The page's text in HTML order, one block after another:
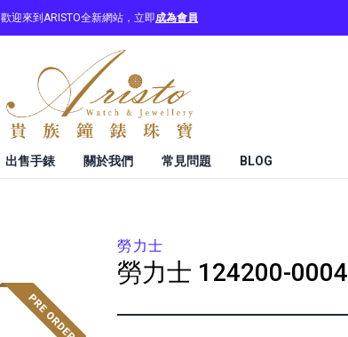
歡迎來到ARISTO全新網站，立即成為會員
出售手錶 關於我們 常見問題 BLOG
勞力士
勞力士 124200-0004